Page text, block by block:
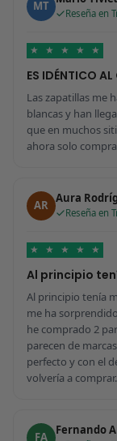
MT
Reseña en
★ ★ ★ ★ ★
ES IDÉNTICO
Las zapatillas me
blancas y han
que en muchos
ahora solo
AR Aura
Reseña en
★ ★ ★ ★ ★
Al principio
Al principio tenía
me ha
he comprado 2
parecen de
perfecto y con el
volvería a comprar.
FA Fernando